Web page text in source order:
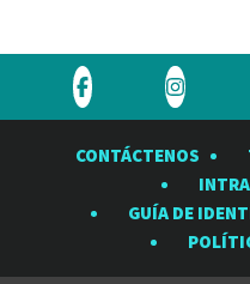
Visite
Observatorio
Visite
Rubin
en
CONTÁCTENOS
GUÍA DE